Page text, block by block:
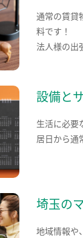
通常の賃貸
料です！
法人様の出
設備と
生活に必要
居日から通
埼玉の
地域情報や